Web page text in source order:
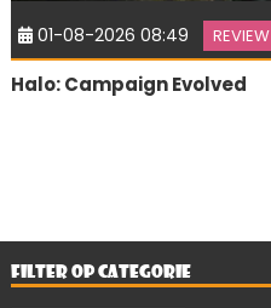
01-08-2026 08:49 REVIEW
Halo: Campaign Evolved
FILTER OP CATEGORIE